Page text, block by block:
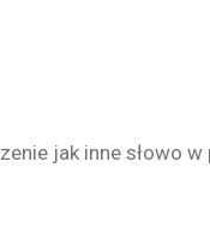
jak inne słowo